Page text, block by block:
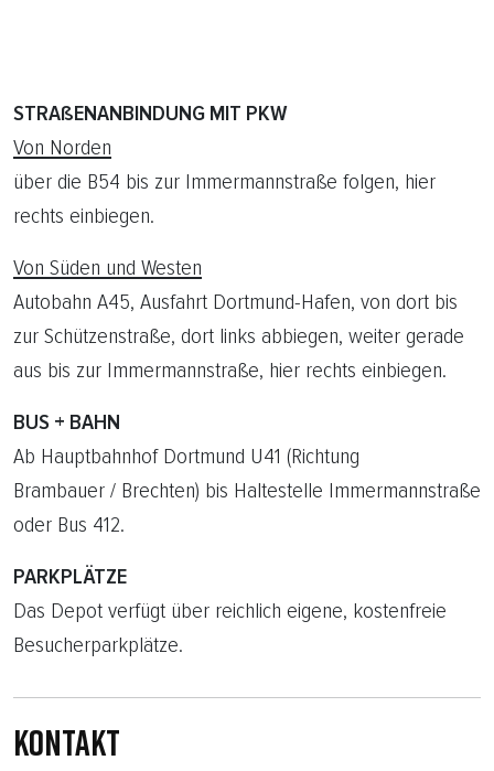
STRAßENANBINDUNG MIT PKW
Von Norden
über die B54 bis zur Immermannstraße folgen, hier
rechts einbiegen.
Von Süden und Westen
Autobahn A45, Ausfahrt Dortmund-Hafen, von dort bis
zur Schützenstraße, dort links abbiegen, weiter gerade
aus bis zur Immermannstraße, hier rechts einbiegen.
BUS + BAHN
Ab Hauptbahnhof Dortmund U41 (Richtung
Brambauer / Brechten) bis Haltestelle Immermannstraße
oder Bus 412.
PARKPLÄTZE
Das Depot verfügt über reichlich eigene, kostenfreie
Besucherparkplätze.
Kontakt